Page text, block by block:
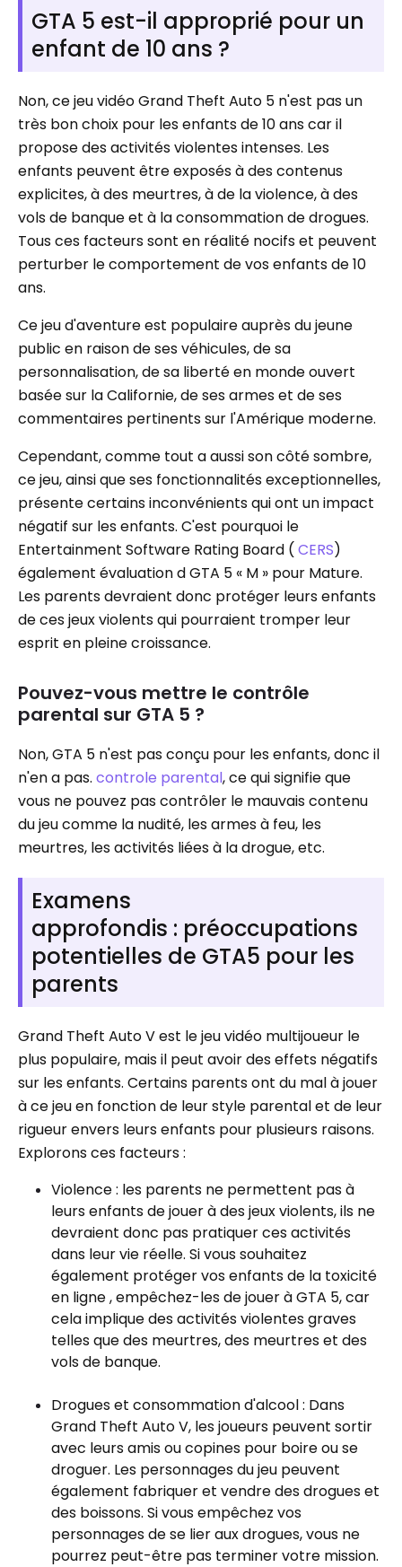
GTA 5 est-il approprié pour un
enfant de 10 ans ?
Non, ce jeu vidéo Grand Theft Auto 5 n'est pas un
très bon choix pour les enfants de 10 ans car il
propose des activités violentes intenses. Les
enfants peuvent être exposés à des contenus
explicites, à des meurtres, à de la violence, à des
vols de banque et à la consommation de drogues.
Tous ces facteurs sont en réalité nocifs et peuvent
perturber le comportement de vos enfants de 10
ans.
Ce jeu d'aventure est populaire auprès du jeune
public en raison de ses véhicules, de sa
personnalisation, de sa liberté en monde ouvert
basée sur la Californie, de ses armes et de ses
commentaires pertinents sur l'Amérique moderne.
Cependant, comme tout a aussi son côté sombre,
ce jeu, ainsi que ses fonctionnalités exceptionnelles,
présente certains inconvénients qui ont un impact
négatif sur les enfants. C'est pourquoi le
Entertainment Software Rating Board ( CERS)
également évaluation d GTA 5 « M » pour Mature.
Les parents devraient donc protéger leurs enfants
de ces jeux violents qui pourraient tromper leur
esprit en pleine croissance.
Pouvez-vous mettre le contrôle
parental sur GTA 5 ?
Non, GTA 5 n'est pas conçu pour les enfants, donc il
n'en a pas. controle parental, ce qui signifie que
vous ne pouvez pas contrôler le mauvais contenu
du jeu comme la nudité, les armes à feu, les
meurtres, les activités liées à la drogue, etc.
Examens
approfondis : préoccupations
potentielles de GTA5 pour les
parents
Grand Theft Auto V est le jeu vidéo multijoueur le
plus populaire, mais il peut avoir des effets négatifs
sur les enfants. Certains parents ont du mal à jouer
à ce jeu en fonction de leur style parental et de leur
rigueur envers leurs enfants pour plusieurs raisons.
Explorons ces facteurs :
Violence : les parents ne permettent pas à
leurs enfants de jouer à des jeux violents, ils ne
devraient donc pas pratiquer ces activités
dans leur vie réelle. Si vous souhaitez
également protéger vos enfants de la toxicité
en ligne , empêchez-les de jouer à GTA 5, car
cela implique des activités violentes graves
telles que des meurtres, des meurtres et des
vols de banque.
Drogues et consommation d'alcool : Dans
Grand Theft Auto V, les joueurs peuvent sortir
avec leurs amis ou copines pour boire ou se
droguer. Les personnages du jeu peuvent
également fabriquer et vendre des drogues et
des boissons. Si vous empêchez vos
personnages de se lier aux drogues, vous ne
pourrez peut-être pas terminer votre mission.